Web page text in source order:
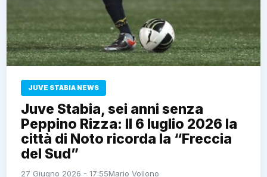
JUVE STABIA NEWS
Juve Stabia, sei anni senza
Peppino Rizza: Il 6 luglio 2026 la
città di Noto ricorda la “Freccia
del Sud”
27 Giugno 2026 - 17:55Mario Vollono